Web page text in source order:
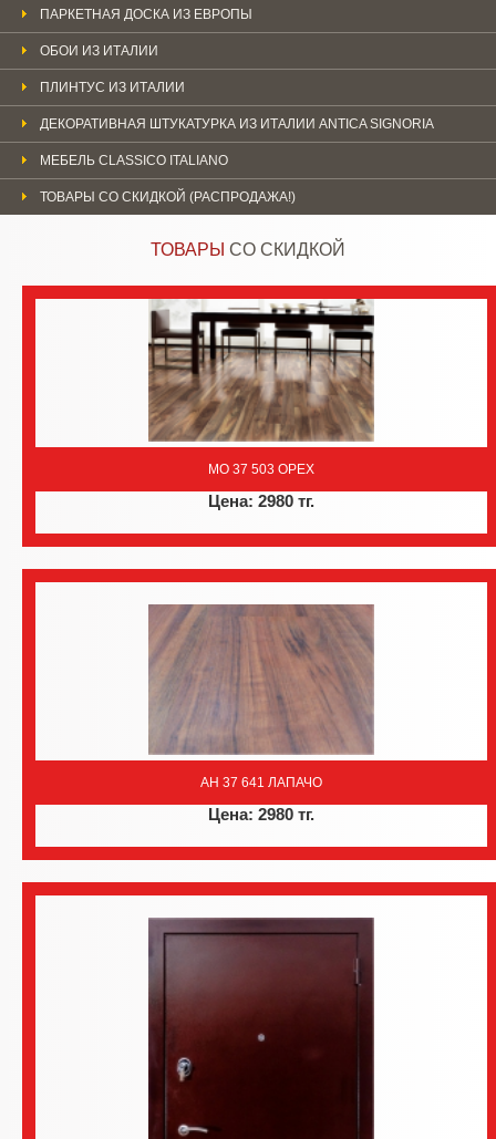
ПАРКЕТНАЯ ДОСКА ИЗ ЕВРОПЫ
ОБОИ ИЗ ИТАЛИИ
ПЛИНТУС ИЗ ИТАЛИИ
ДЕКОРАТИВНАЯ ШТУКАТУРКА ИЗ ИТАЛИИ ANTICA SIGNORIA
МЕБЕЛЬ CLASSICO ITALIANO
ТОВАРЫ СО СКИДКОЙ (РАСПРОДАЖА!)
ТОВАРЫ СО СКИДКОЙ
MO 37 503 ОРЕХ
Цена: 2980 тг.
AH 37 641 ЛАПАЧО
Цена: 2980 тг.